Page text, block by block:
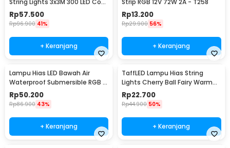
White 18W - 300L
Rp57.500
Rp96.900 41%
+ Keranjang
Rp13.200
Rp29.900 56%
+ Keranjang
Lampu Hias LED Bawah Air
Waterproof Submersible RGB 2
PCS with Remote - 13017
Rp50.200
Rp86.900 43%
+ Keranjang
TaffLED Lampu Hias String
Lights Cherry Ball Fairy Warm
White 5M - LY20W
Rp22.700
Rp44.900 50%
+ Keranjang